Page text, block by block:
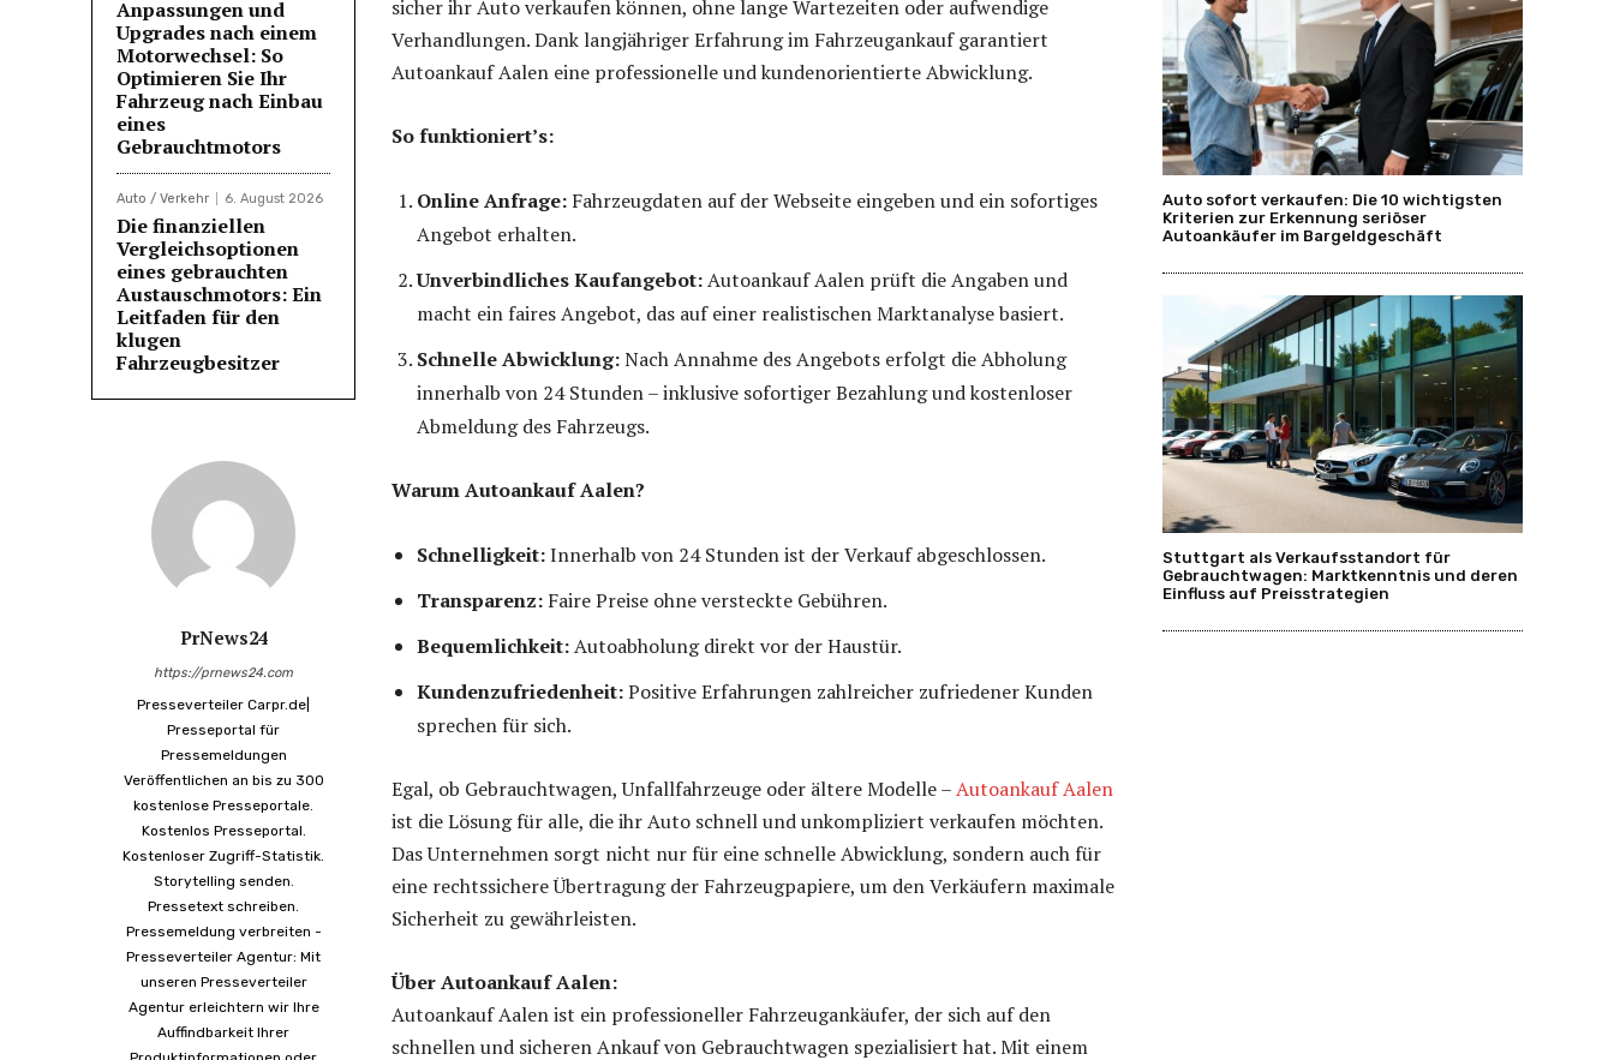
Anpassungen und
Upgrades nach einem
Motorwechsel: So
Optimieren Sie Ihr
Fahrzeug nach Einbau
eines
Gebrauchtmotors
Auto / Verkehr 6. August 2026
Die finanziellen
Vergleichsoptionen
eines gebrauchten
Austauschmotors: Ein
Leitfaden für den
klugen
Fahrzeugbesitzer
PrNews24
https://prnews24.com
Presseverteiler Carpr.de|
Presseportal für
Pressemeldungen
Veröffentlichen an bis zu 300
kostenlose Presseportale.
Kostenlos Presseportal.
Kostenloser Zugriff-Statistik.
Storytelling senden.
Pressetext schreiben.
Pressemeldung verbreiten -
Presseverteiler Agentur: Mit
unseren Presseverteiler
Agentur erleichtern wir Ihre
Auffindbarkeit Ihrer
sicher ihr Auto verkaufen können, ohne lange Wartezeiten oder aufwendige
Verhandlungen. Dank langjähriger Erfahrung im Fahrzeugankauf garantiert
Autoankauf Aalen eine professionelle und kundenorientierte Abwicklung.
So funktioniert’s:
Online Anfrage: Fahrzeugdaten auf der Webseite eingeben und ein sofortiges
Angebot erhalten.
Unverbindliches Kaufangebot:Autoankauf Aalen prüft die Angaben und
macht ein faires Angebot, das auf einer realistischen Marktanalyse basiert.
Schnelle Abwicklung:Nach Annahme des Angebots erfolgt die Abholung
innerhalb von 24 Stunden – inklusive sofortiger Bezahlung und kostenloser
Abmeldung des Fahrzeugs.
Warum Autoankauf Aalen?
Schnelligkeit:Innerhalb von 24 Stunden ist der Verkauf abgeschlossen.
Transparenz: Faire Preise ohne versteckte Gebühren.
Bequemlichkeit:Autoabholung direkt vor der Haustür.
Kundenzufriedenheit:Positive Erfahrungen zahlreicher zufriedener Kunden
sprechen für sich.
Egal, ob Gebrauchtwagen, Unfallfahrzeuge oder ältere Modelle –Autoankauf Aalen
ist die Lösung für alle, die ihr Auto schnell und unkompliziert verkaufen möchten.
Das Unternehmen sorgt nicht nur für eine schnelle Abwicklung, sondern auch für
eine rechtssichere Übertragung der Fahrzeugpapiere, um den Verkäufern maximale
Sicherheit zu gewährleisten.
Über Autoankauf Aalen:
Autoankauf Aalen ist ein professioneller Fahrzeugankäufer, der sich auf den
schnellen und sicheren Ankauf von Gebrauchtwagen spezialisiert hat. Mit einem
Auto sofort verkaufen: Die 10 wichtigsten
Kriterien zur Erkennung seriöser
Autoankäufer im Bargeldgeschäft
Stuttgart als Verkaufsstandort für
Gebrauchtwagen: Marktkenntnis und deren
Einfluss auf Preisstrategien